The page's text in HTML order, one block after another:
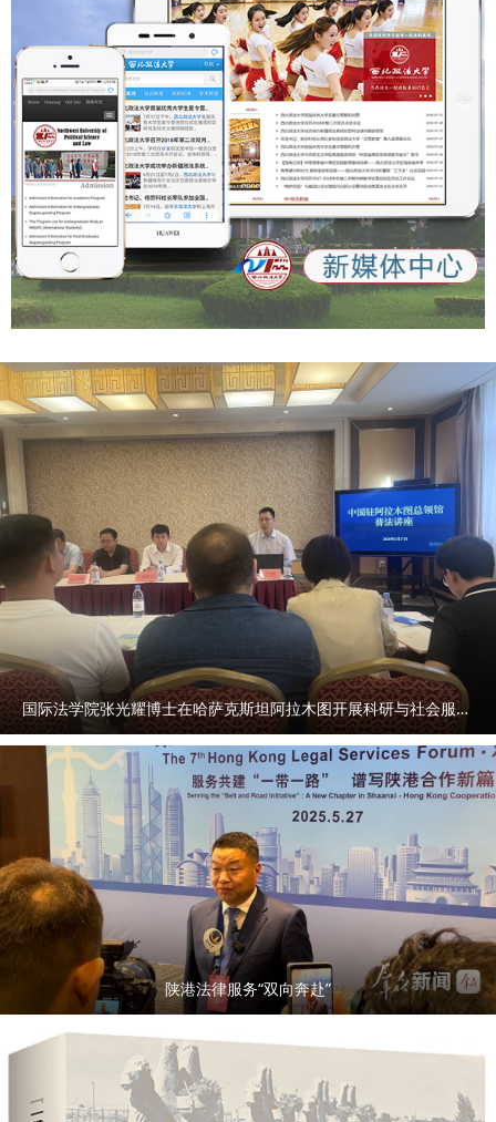
平。”参赛选手刘俊洁说。 本次比赛通过“以赛促学、以赛促
训、以赛提能”的创新形式，有效激发了年轻干部干事创业的
激情，提高了干部的业务能力和综合素质。学校将以本次比赛
为新的起点，构建常态化干部比赛培训机制，推动干部素质能
力与学校事业高质量发展同频共振，为加快推进高水平大学建
设贡献新的力量。 （供稿：党委组织部 撰稿：严芳 李月胤 审
核：李君）
国际法学院张光耀博士在哈萨克斯坦阿拉木图开展科研与社会服务活动
陕港法律服务“双向奔赴”